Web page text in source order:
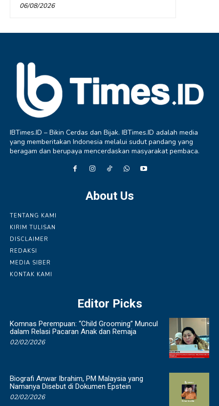
06/08/2026
IBTimes.ID – Bikin Cerdas dan Bijak. IBTimes.ID adalah media
yang memberitakan Indonesia melalui sudut pandang yang
beragam dan berupaya mencerdaskan masyarakat pembaca.
About Us
TENTANG KAMI
KIRIM TULISAN
DISCLAIMER
REDAKSI
MEDIA SIBER
KONTAK KAMI
Editor Picks
Komnas Perempuan: “Child Grooming” Muncul
dalam Relasi Pacaran Anak dan Remaja
02/02/2026
Biografi Anwar Ibrahim, PM Malaysia yang
Namanya Disebut di Dokumen Epstein
02/02/2026